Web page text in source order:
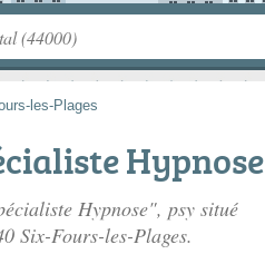
les-Plages
Hypnose
Hypnose", psy situé
Six-Fours-les-Plages.